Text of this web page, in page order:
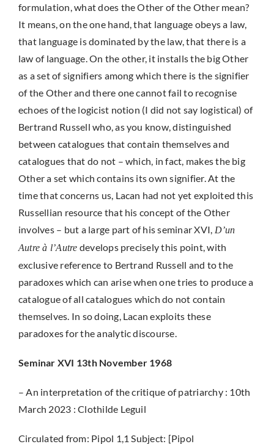
formulation, what does the Other of the Other mean?
It means, on the one hand, that language obeys a law,
that language is dominated by the law, that there is a
law of language. On the other, it installs the big Other
as a set of signifiers among which there is the signifier
of the Other and there one cannot fail to recognise
echoes of the logicist notion (I did not say logistical) of
Bertrand Russell who, as you know, distinguished
between catalogues that contain themselves and
catalogues that do not – which, in fact, makes the big
Other a set which contains its own signifier. At the
time that concerns us, Lacan had not yet exploited this
Russellian resource that his concept of the Other
involves – but a large part of his seminar XVI, D’un
Autre à l’Autre develops precisely this point, with
exclusive reference to Bertrand Russell and to the
paradoxes which can arise when one tries to produce a
catalogue of all catalogues which do not contain
themselves. In so doing, Lacan exploits these
paradoxes for the analytic discourse.
Seminar XVI 13th November 1968
– An interpretation of the critique of patriarchy : 10th
March 2023 : Clothilde Leguil
Circulated from: Pipol 1,1 Subject: [Pipol